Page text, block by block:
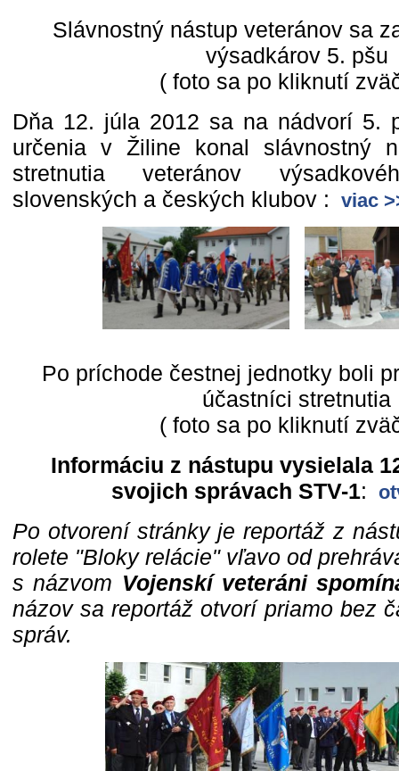
Slávnostný nástup veteránov sa
výsadkárov 5. pšu
( foto sa po kliknutí
Dňa 12. júla 2012 sa na nádvorí 5.
určenia v Žiline konal slávnostný
stretnutia veteránov
slovenských a českých klubov : viac
Po príchode čestnej jednotky boli
účastníci stretnutia
( foto sa po kliknutí
Informáciu z nástupu vysielala
svojich správach STV-1:
Po otvorení stránky je reportáž z
rolete "Bloky relácie" vľavo od
s názvom Vojenskí veteráni
názov sa reportáž otvorí priamo bez
správ.